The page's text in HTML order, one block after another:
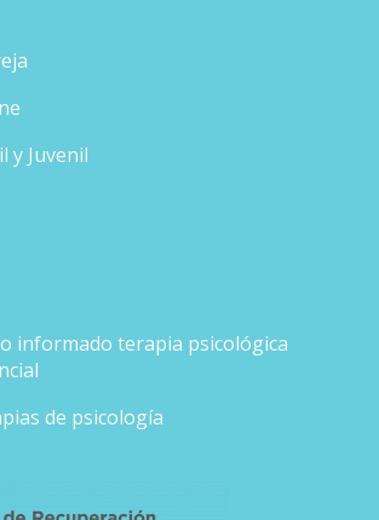
y Juvenil
informado terapia psicológica
de psicología